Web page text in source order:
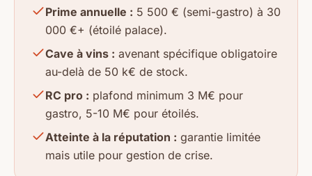
Prime annuelle : 5 500 € (semi-gastro) à 30
000 €+ (étoilé palace).
Cave à vins : avenant spécifique obligatoire
au-delà de 50 k€ de stock.
RC pro : plafond minimum 3 M€ pour
gastro, 5-10 M€ pour étoilés.
Atteinte à la réputation : garantie limitée
mais utile pour gestion de crise.